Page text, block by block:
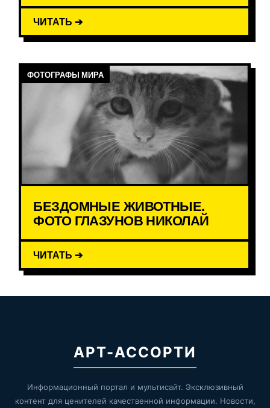
ЧИТАТЬ ➔
ФОТОГРАФЫ МИРА
БЕЗДОМНЫЕ ЖИВОТНЫЕ.
ФОТО ГЛАЗУНОВ НИКОЛАЙ
ЧИТАТЬ ➔
АРТ-АССОРТИ
Информационный портал и мультисайт. Эксклюзивный
контент для ценителей качественной информации. Новости,